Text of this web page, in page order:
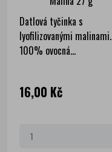
Datlová tyčinka s
lyofilizovanými malinami.
100% ovocná...
Cena
16,00 Kč